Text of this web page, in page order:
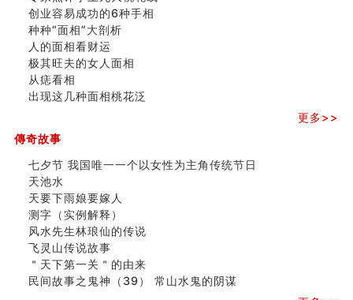
商铺如何摆放物品催财招财
极其旺夫的女人面相
家居常見風水形煞及化解方法 (二)
居家風水懶人包！房子煞氣怎麼看？風水禁忌有哪些？有
這樣風水的房子別�
南半球的八字如何推排
额相与命运
风水先生林琅仙的传说
从痣看相
姓名陰陽配置的凶吉
六爻測住宅風水 (四)
玄空本义 (五)
财务办公室风水布局
精选1500个五行属木的字
玄空本义 (四)
八字算命：女命八字里日坐伤官克夫？
创业容易成功的6种手相
种种“面相”大剖析
人的面相看财运
极其旺夫的女人面相
从痣看相
出现这几种面相桃花泛
更多>>
傳奇故事
七夕节 我国唯一一个以女性为主角传统节日
天池水
天要下雨娘要嫁人
测字（实例解释）
风水先生林琅仙的传说
飞灵山传说故事
＂天下第一关＂的由来
民间故事之鬼神（39） 常山水鬼的阴谋